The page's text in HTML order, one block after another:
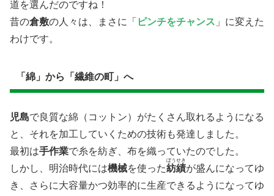
道を選んだのですね！
昔の倉敷の人々は、まさに「 ピンチをチャンス 」に変えた
わけです。
​「綿」から「繊維の町」へ
児島で良質な綿（コットン）がたくさん取れるようになる
と、それを加工していくための技術も発達しました。
最初は手作業で糸を紡ぎ、布を織っていたのでした。
しかし、明治時代には機械を使った紡績
ぼうせき
が盛んになってゆ
き、さらに大容量かつ効率的に生産できるようになってゆ